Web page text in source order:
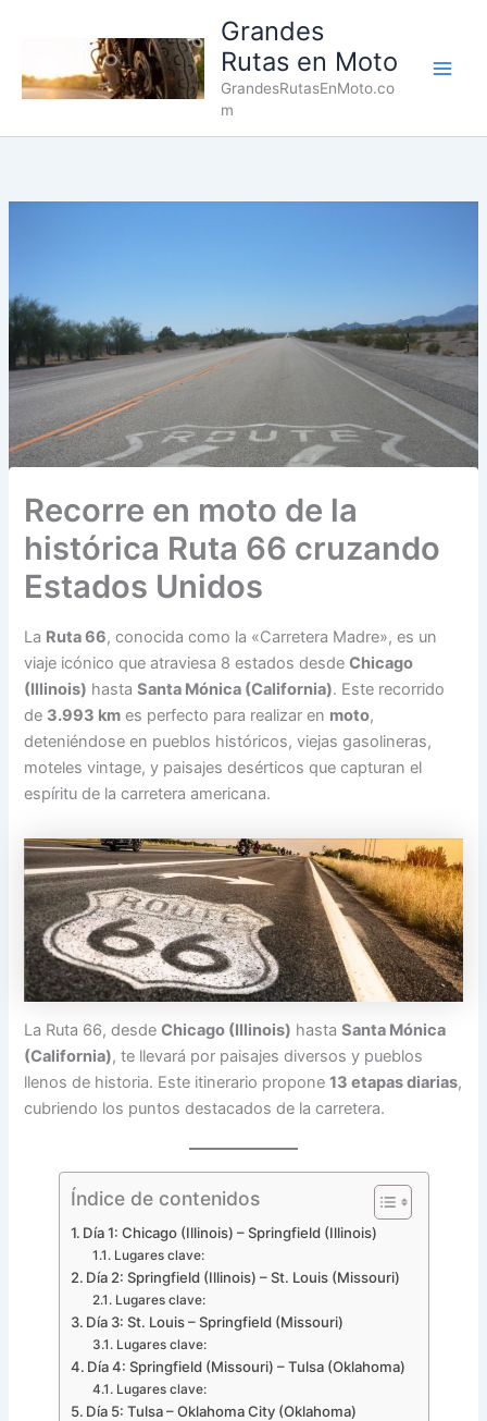
Grandes
Rutas en Moto
GrandesRutasEnMoto.co
m
Recorre en moto de la
histórica Ruta 66 cruzando
Estados Unidos
La Ruta 66, conocida como la «Carretera Madre», es un
viaje icónico que atraviesa 8 estados desdeChicago
(Illinois) hastaSanta Mónica (California). Este recorrido
de 3.993 km es perfecto para realizar en moto,
deteniéndose en pueblos históricos, viejas gasolineras,
moteles vintage, y paisajes desérticos que capturan el
espíritu de la carretera americana.
La Ruta 66, desdeChicago (Illinois) hastaSanta Mónica
(California), te llevará por paisajes diversos y pueblos
llenos de historia. Este itinerario propone13 etapas diarias,
cubriendo los puntos destacados de la carretera.
Índice de contenidos
Día 1: Chicago (Illinois) – Springfield (Illinois)
Lugares clave:
Día 2: Springfield (Illinois) – St. Louis (Missouri)
Lugares clave:
Día 3: St. Louis – Springfield (Missouri)
Lugares clave:
Día 4: Springfield (Missouri) – Tulsa (Oklahoma)
Lugares clave:
Día 5: Tulsa – Oklahoma City (Oklahoma)